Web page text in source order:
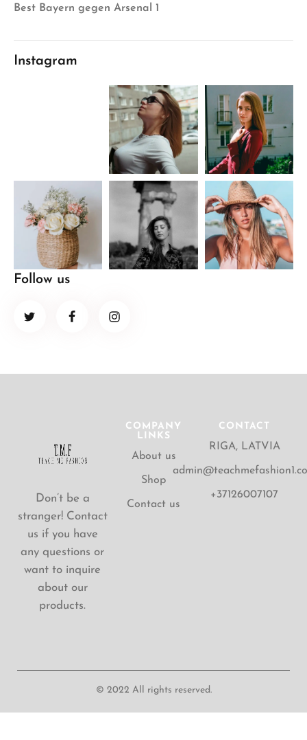
Best Bayern gegen Arsenal 1
Instagram
Follow us
Don’t be a
stranger! Contact
us if you have
any questions or
want to inquire
about our
products.
COMPANY
LINKS
About us
Shop
Contact us
CONTACT
RIGA, LATVIA
+37126007107
© 2022 All rights reserved.